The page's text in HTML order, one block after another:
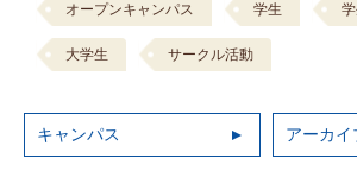
オープンキャンパス 学生
大学生 サークル活動
キャンパス アーカイ